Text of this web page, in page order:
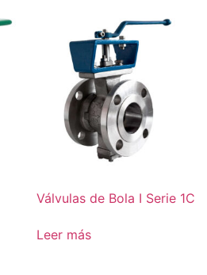
Válvulas de Bola I Serie 1C
Leer más